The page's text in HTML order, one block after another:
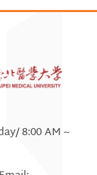
8:00 AM ~